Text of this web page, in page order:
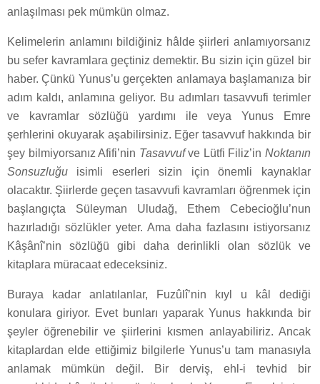
anlaşılması pek mümkün olmaz.
Kelimelerin anlamını bildiğiniz hâlde şiirleri anlamıyorsanız
bu sefer kavramlara geçtiniz demektir. Bu sizin için güzel bir
haber. Çünkü Yunus’u gerçekten anlamaya başlamanıza bir
adım kaldı, anlamına geliyor. Bu adımları tasavvufi terimler
ve kavramlar sözlüğü yardımı ile veya Yunus Emre
şerhlerini okuyarak aşabilirsiniz. Eğer tasavvuf hakkında bir
şey bilmiyorsanız Afifi’nin Tasavvufve Lütfi Filiz’in Noktanın
Sonsuzluğu isimli eserleri sizin için önemli kaynaklar
olacaktır. Şiirlerde geçen tasavvufi kavramları öğrenmek için
başlangıçta Süleyman Uludağ, Ethem Cebecioğlu’nun
hazırladığı sözlükler yeter. Ama daha fazlasını istiyorsanız
Kâşânî’nin sözlüğü gibi daha derinlikli olan sözlük ve
kitaplara müracaat edeceksiniz.
Buraya kadar anlatılanlar, Fuzûlî’nin kıyl u kâl dediği
konulara giriyor. Evet bunları yaparak Yunus hakkında bir
şeyler öğrenebilir ve şiirlerini kısmen anlayabiliriz. Ancak
kitaplardan elde ettiğimiz bilgilerle Yunus’u tam manasıyla
anlamak mümkün değil. Bir derviş, ehl-i tevhid bir